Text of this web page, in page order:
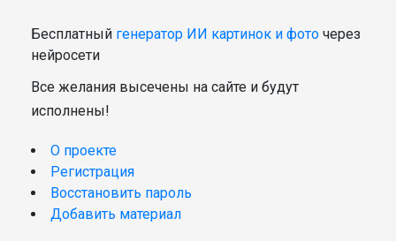
Бесплатный генератор ИИ картинок и фото через
нейросети
Все желания высечены на сайте и будут
исполнены!
О проекте
Регистрация
Восстановить пароль
Добавить материал